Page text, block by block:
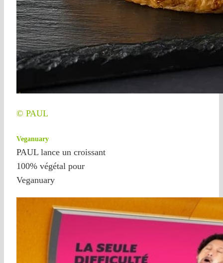
© PAUL
Veganuary
PAUL lance un croissant
100% végétal pour
Veganuary